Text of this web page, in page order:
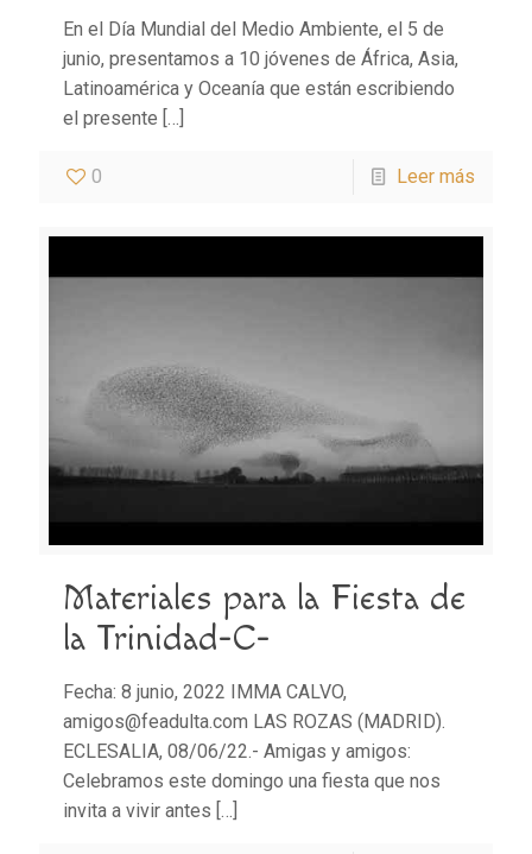
En el Día Mundial del Medio Ambiente, el 5 de
junio, presentamos a 10 jóvenes de África, Asia,
Latinoamérica y Oceanía que están escribiendo
el presente […]
0 Leer más
Materiales para la Fiesta de
la Trinidad-C-
Fecha: 8 junio, 2022 IMMA CALVO,
amigos@feadulta.com LAS ROZAS (MADRID).
ECLESALIA, 08/06/22.- Amigas y amigos:
Celebramos este domingo una fiesta que nos
invita a vivir antes […]